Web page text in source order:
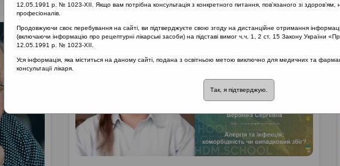
12.05.1991 р. № 1023-XII. Якщо вам потрібна консультація з конкретного питання, пов’язаного зі здоров’ям,
професіоналів.
Продовжуючи своє перебування на сайті, ви підтверджуєте свою згоду на дистанційне отримання інформації
(включаючи інформацію про рецептурні лікарські засоби) на підставі вимог ч.ч. 1, 2 ст. 15 Закону України
12.05.1991 р. № 1023-XII.
Уся інформація, яка міститься на даному сайті, подана з освітньою метою виключно для медичних та
консультації лікаря.
Так, я підтверджую.